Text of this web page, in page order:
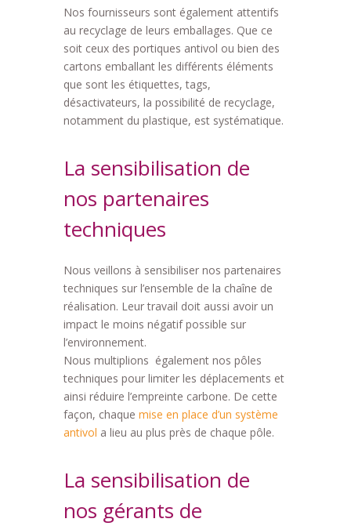
Nos fournisseurs sont également attentifs
au recyclage de leurs emballages. Que ce
soit ceux des portiques antivol ou bien des
cartons emballant les différents éléments
que sont les étiquettes, tags,
désactivateurs, la possibilité de recyclage,
notamment du plastique, est systématique.
La sensibilisation de
nos partenaires
techniques
Nous veillons à sensibiliser nos partenaires
techniques sur l’ensemble de la chaîne de
réalisation. Leur travail doit aussi avoir un
impact le moins négatif possible sur
l’environnement.
Nous multiplions également nos pôles
techniques pour limiter les déplacements et
ainsi réduire l’empreinte carbone. De cette
façon, chaque mise en place d’un système
antivol a lieu au plus près de chaque pôle.
La sensibilisation de
nos gérants de